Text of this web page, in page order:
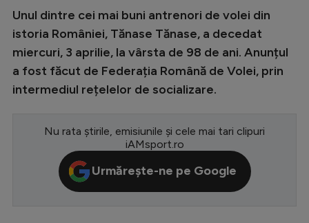
Champions League
Europa League
CM 2026
Premier League
LaLiga
Unul dintre cei mai buni antrenori de volei din
istoria României, Tănase Tănase, a decedat
miercuri, 3 aprilie, la vârsta de 98 de ani. Anunțul
a fost făcut de Federația Română de Volei, prin
intermediul rețelelor de socializare.
Nu rata știrile, emisiunile și cele mai tari clipuri
iAMsport.ro
Urmărește-ne pe Google